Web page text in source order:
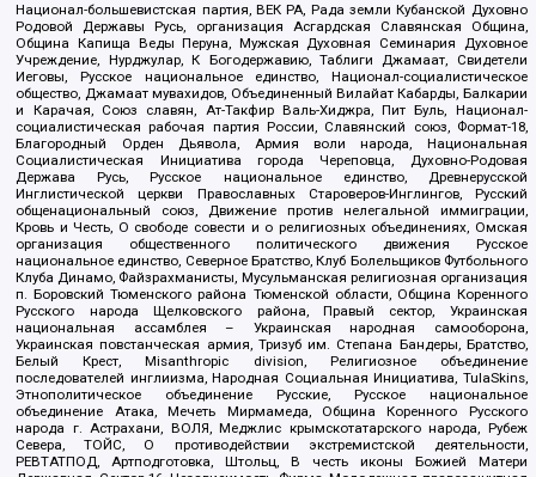
Национал-большевистская партия, ВЕК РА, Рада земли Кубанской Духовно
Родовой Державы Русь, организация Асгардская Славянская Община,
Община Капища Веды Перуна, Мужская Духовная Семинария Духовное
Учреждение, Нурджулар, К Богодержавию, Таблиги Джамаат, Свидетели
Иеговы, Русское национальное единство, Национал-социалистическое
общество, Джамаат мувахидов, Объединенный Вилайат Кабарды, Балкарии
и Карачая, Союз славян, Ат-Такфир Валь-Хиджра, Пит Буль, Национал-
социалистическая рабочая партия России, Славянский союз, Формат-18,
Благородный Орден Дьявола, Армия воли народа, Национальная
Социалистическая Инициатива города Череповца, Духовно-Родовая
Держава Русь, Русское национальное единство, Древнерусской
Инглистической церкви Православных Староверов-Инглингов, Русский
общенациональный союз, Движение против нелегальной иммиграции,
Кровь и Честь, О свободе совести и о религиозных объединениях, Омская
организация общественного политического движения Русское
национальное единство, Северное Братство, Клуб Болельщиков Футбольного
Клуба Динамо, Файзрахманисты, Мусульманская религиозная организация
п. Боровский Тюменского района Тюменской области, Община Коренного
Русского народа Щелковского района, Правый сектор, Украинская
национальная ассамблея – Украинская народная самооборона,
Украинская повстанческая армия, Тризуб им. Степана Бандеры, Братство,
Белый Крест, Misanthropic division, Религиозное объединение
последователей инглиизма, Народная Социальная Инициатива, TulaSkins,
Этнополитическое объединение Русские, Русское национальное
объединение Атака, Мечеть Мирмамеда, Община Коренного Русского
народа г. Астрахани, ВОЛЯ, Меджлис крымскотатарского народа, Рубеж
Севера, ТОЙС, О противодействии экстремистской деятельности,
РЕВТАТПОД, Артподготовка, Штольц, В честь иконы Божией Матери